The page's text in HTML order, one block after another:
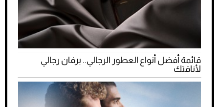
قائمة أفضل أنواع العطور الرجالي.. برفان رجالي
لأناقتك